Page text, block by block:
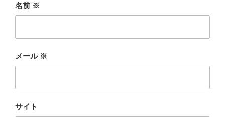
名前 ※
メール ※
サイト